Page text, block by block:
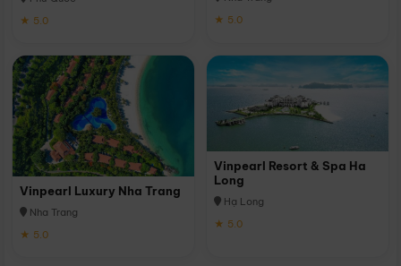
★ 5.0
★ 5.0
Vinpearl Luxury Nha Trang
Nha Trang
★ 5.0
Vinpearl Resort & Spa Ha
Long
Hạ Long
★ 5.0